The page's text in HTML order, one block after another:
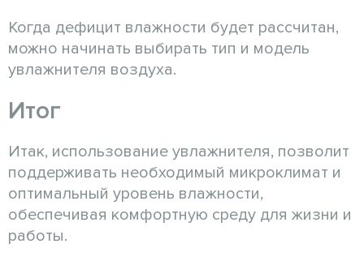
Когда дефицит влажности будет рассчитан,
можно начинать выбирать тип и модель
увлажнителя воздуха.
Итог
Итак, использование увлажнителя, позволит
поддерживать необходимый микроклимат и
оптимальный уровень влажности,
обеспечивая комфортную среду для жизни и
работы.